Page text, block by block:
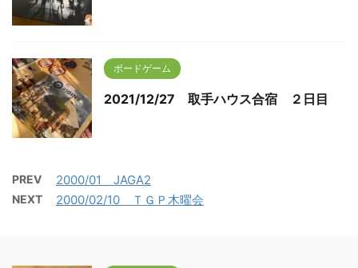
ボードゲーム
2021/12/27 取手ハウス合宿 ２日目
PREV 2000/01 JAGA2
NEXT 2000/02/10 ＴＧＰ木曜会